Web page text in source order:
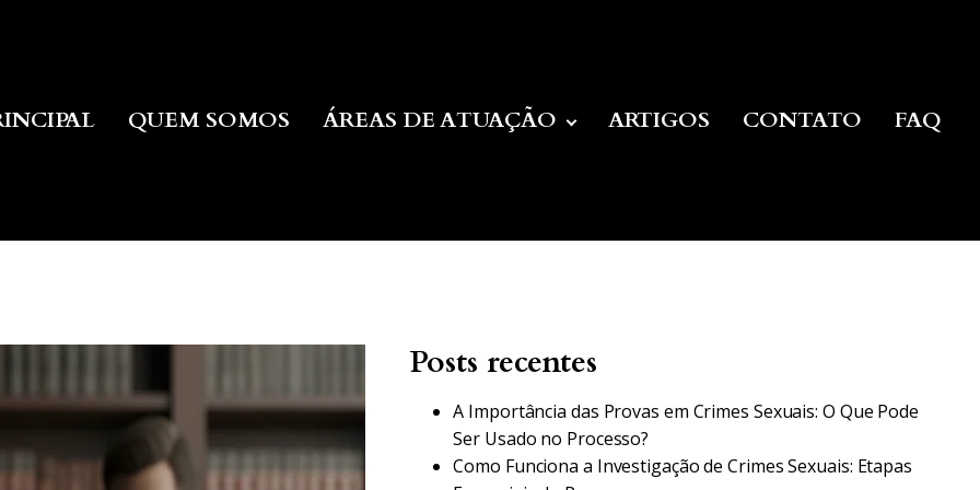
QUEM SOMOS ÁREAS DE ATUAÇÃO ARTIGOS CONTATO FAQ
Posts recentes
A Importância das Provas em Crimes Sexuais: O Que Pode
Ser Usado no Processo?
Como Funciona a Investigação de Crimes Sexuais: Etapas